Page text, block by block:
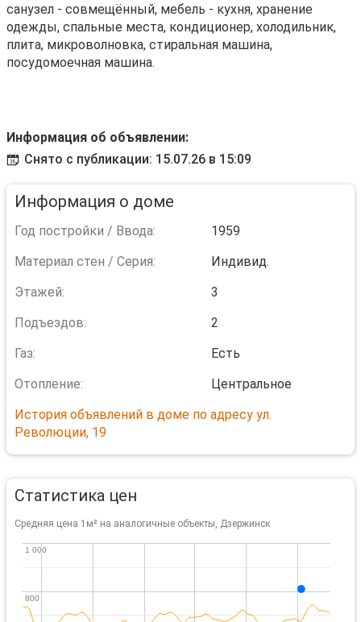
санузел - совмещённый, мебель - кухня, хранение
одежды, спальные места, кондиционер, холодильник,
плита, микроволновка, стиральная машина,
посудомоечная машина.
Информация об объявлении:
Снято с публикации: 15.07.26 в 15:09
Информация о доме
Год постройки / Ввода:
1959
Материал стен / Серия:
Индивид.
Этажей:
3
Подъездов:
2
Газ:
Есть
Отопление:
Центральное
История объявлений в доме по адресу ул.
Революции, 19
Статистика цен
Средняя цена 1м² на аналогичные объекты, Дзержинск
800
800
1 000
1 000